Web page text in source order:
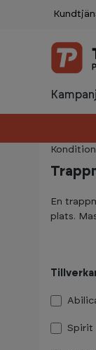
to main content
Skip to search
Skip to main
Kondition
En
plats.
Spirit